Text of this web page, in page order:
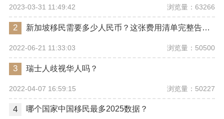
2023-03-31 11:49:42 浏览量：63266
2 新加坡移民需要多少人民币？这张费用清单完整告诉你
2022-06-21 11:33:03 浏览量：50500
3 瑞士人歧视华人吗？
2022-04-07 16:59:15 浏览量：50227
4 哪个国家中国移民最多2025数据？